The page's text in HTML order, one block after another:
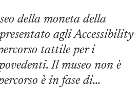
della moneta della
agli Accessibility
tattile per i
Il museo non è
è in fase di…